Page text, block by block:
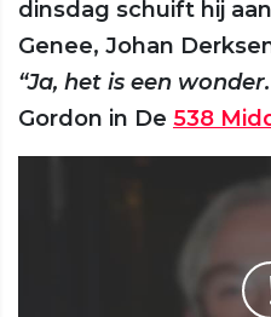
dinsdag schuift hij
Genee, Johan
“Ja, het is een
Gordon in De 538